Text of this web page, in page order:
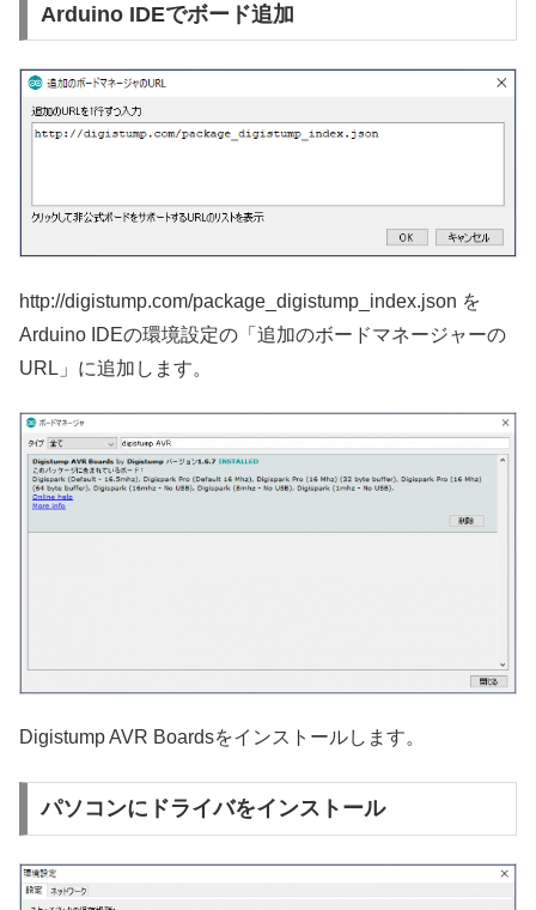
Arduino IDEでボード追加
http://digistump.com/package_digistump_index.json を
Arduino IDEの環境設定の「追加のボードマネージャーの
URL」に追加します。
Digistump AVR Boardsをインストールします。
パソコンにドライバをインストール